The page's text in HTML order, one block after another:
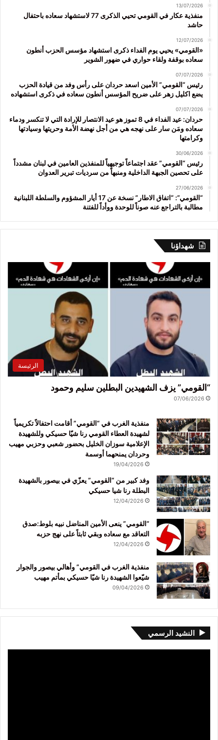
13/07/2026
منفذية عكار في القومي تحيي الذكرى 77 لاستشهاد سعاده باحتفال
حاشد
12/07/2026
«القومي» يحيي يوم الفداء ذكرى استشهاد مؤسس الحزب أنطون
سعاده بوقفة ولقاء حواري في ضهور الشوير
07/07/2026
رئيس “القومي” الأمين اسعد حردان على رأس وفد من قيادة الحزب
يضع اكليل زهر على ضريح المؤسس أنطون سعاده في ذكرى استشهاده
07/07/2026
حردان: عيد الفداء في 8 تموز هو عيد الانتصار للإرادة التي لا تنكسر ودماء
سعاده ومَن سار على نهجه هي من أجل نهضة الأمة وحريتها وسيادتها
وكرامتها
30/06/2026
رئيس “القومي” عقد اجتماعاً توجيهياً للمنفذين العامين في لبنان مشدداً
على تحصين الجبهة الداخلية ومنبهاً من سرديات تبرير العدوان
27/06/2026
“القومي”: “اتفاق الاطار” نسخة عن 17 أيار المشؤوم والسلطة اللبنانية
مطالبة بالتراجع عنه صوناً للوحدة ووأداً للفتنة
شهداؤنا
الرئيسة
“القومي” يزف الشهيدين البطلين سليم وحمود
07/06/2026
منفذية الغرب في “القومي” أقامت احتفالاً تكريمياً
لشهيدة العطاء القومي رنا شيّا حسيكي وللشهيدة
الإعلامية سوزان الخليل بحضور شعبي وحزبي مهيب
وحردان يمنحهما أوسمة
19/04/2026
وفد كبير من “القومي” يعزّي في بيصور بالشهيدة
البطلة رنا شيا حسيكي
12/04/2026
“القومي” ينعى الأمين المناضل نبيه بلوط:صدق
التعاقد مع سعاده وبقي ثابتاً على نهج حزبه
12/04/2026
منفذية الغرب في القومي” وأهالي بيصور والجوار
شيّعوا الشهيدة رنا شيّا حسيكي بمأتم مهيب
09/04/2026
النشيد الرسمي